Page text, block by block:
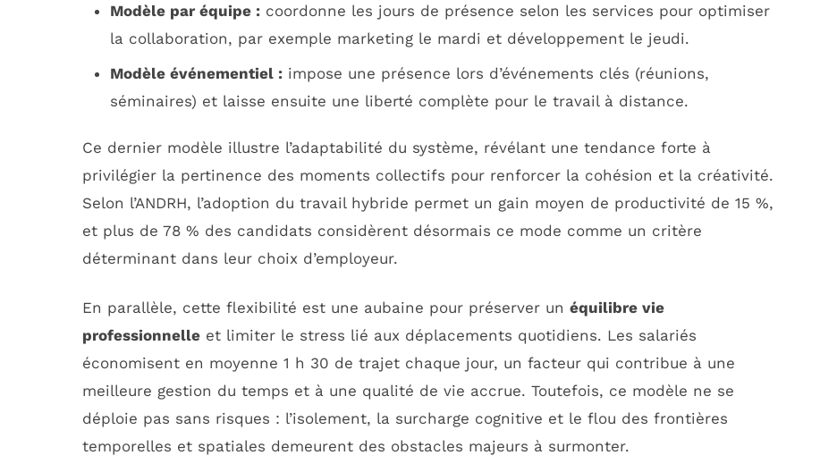
Modèle par équipe :coordonne les jours de présence selon les services pour optimiser
la collaboration, par exemple marketing le mardi et développement le jeudi.
Modèle événementiel :impose une présence lors d’événements clés (réunions,
séminaires) et laisse ensuite une liberté complète pour le travail à distance.
Ce dernier modèle illustre l’adaptabilité du système, révélant une tendance forte à
privilégier la pertinence des moments collectifs pour renforcer la cohésion et la créativité.
Selon l’ANDRH, l’adoption du travail hybride permet un gain moyen de productivité de 15 %,
et plus de 78 % des candidats considèrent désormais ce mode comme un critère
déterminant dans leur choix d’employeur.
En parallèle, cette flexibilité est une aubaine pour préserver un équilibre vie
professionnelle et limiter le stress lié aux déplacements quotidiens. Les salariés
économisent en moyenne 1 h 30 de trajet chaque jour, un facteur qui contribue à une
meilleure gestion du temps et à une qualité de vie accrue. Toutefois, ce modèle ne se
déploie pas sans risques : l’isolement, la surcharge cognitive et le flou des frontières
temporelles et spatiales demeurent des obstacles majeurs à surmonter.